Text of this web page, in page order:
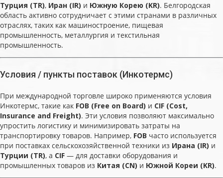
Турция (TR), Иран (IR) и Южную Корею (KR). Белгородская
область активно сотрудничает с этими странами в различных
отраслях, таких как машиностроение, пищевая
промышленность, металлургия и текстильная
промышленность.
Условия / пункты поставок (Инкотермс)
При международной торговле широко применяются условия
Инкотермс, такие как FOB (Free on Board) и CIF (Cost,
Insurance and Freight). Эти условия позволяют максимально
упростить логистику и минимизировать затраты на
транспортировку товаров. Например, FOB часто используется
при поставках сельскохозяйственной техники из Ирана (IR) и
Турции (TR), а CIF — для доставки оборудования и
промышленных товаров из Китая (CN) и Южной Кореи (KR).